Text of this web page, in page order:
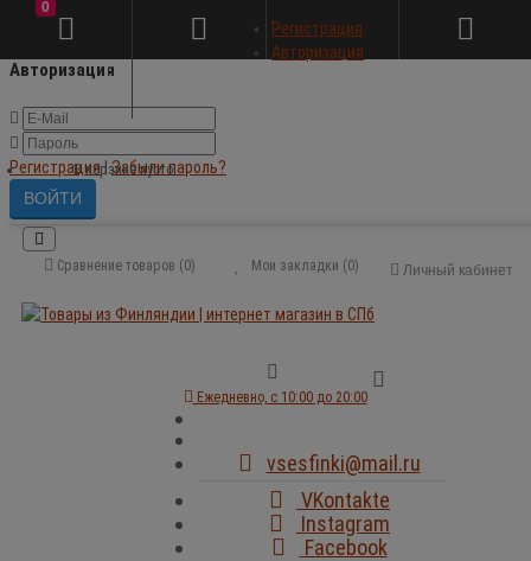
Авторизация
Регистрация|Забыли пароль?
Личный кабинет
Мои закладки (0)
Сравнение товаров (0)
Ежедневно, с 10:00 до 20:00
vsesfinki@mail.ru
VKontakte
Instagram
Facebook
Регистрация
Авторизация
0
В корзине пусто!